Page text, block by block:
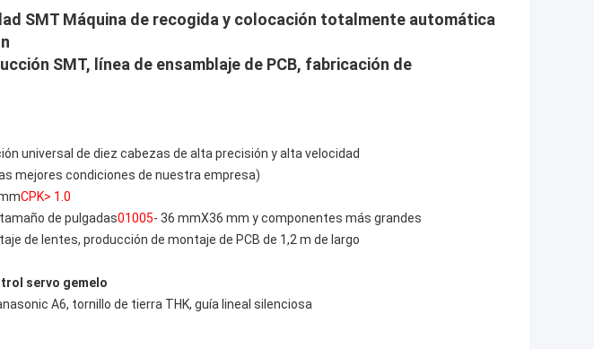
SMT Máquina de recogida y colocación totalmente automática
SMT, línea de ensamblaje de PCB, fabricación de
universal de diez cabezas de alta precisión y alta velocidad
mejores condiciones de nuestra empresa)
CPK> 1.0
de pulgadas01005- 36 mmX36 mm y componentes más grandes
de lentes, producción de montaje de PCB de 1,2 m de largo
servo gemelo
A6, tornillo de tierra THK, guía lineal silenciosa